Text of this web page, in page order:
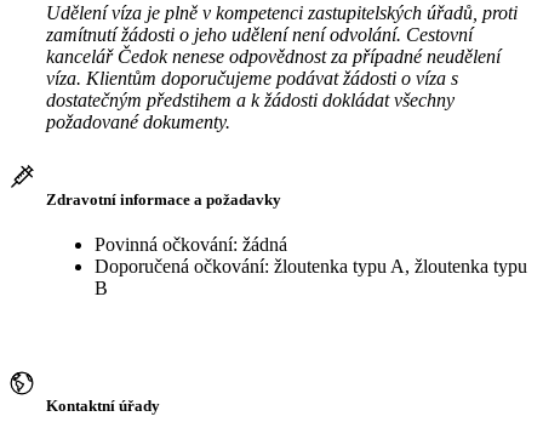
Udělení víza je plně v kompetenci zastupitelských úřadů, proti
zamítnutí žádosti o jeho udělení není odvolání. Cestovní
kancelář Čedok nenese odpovědnost za případné neudělení
víza. Klientům doporučujeme podávat žádosti o víza s
dostatečným předstihem a k žádosti dokládat všechny
požadované dokumenty.
Zdravotní informace a požadavky
Povinná očkování: žádná
Doporučená očkování: žloutenka typu A, žloutenka typu
B
Kontaktní úřady